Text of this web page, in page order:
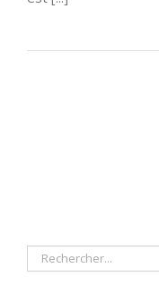
Rechercher: